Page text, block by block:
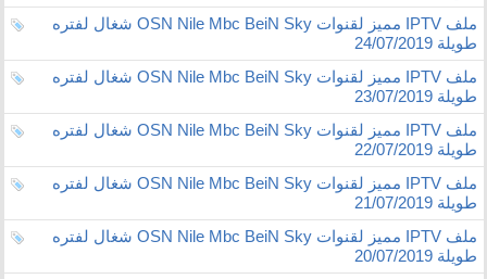
ملف IPTV مميز لقنوات OSN Nile Mbc BeiN Sky شغال لفتره
طويلة 24/07/2019
ملف IPTV مميز لقنوات OSN Nile Mbc BeiN Sky شغال لفتره
طويلة 23/07/2019
ملف IPTV مميز لقنوات OSN Nile Mbc BeiN Sky شغال لفتره
طويلة 22/07/2019
ملف IPTV مميز لقنوات OSN Nile Mbc BeiN Sky شغال لفتره
طويلة 21/07/2019
ملف IPTV مميز لقنوات OSN Nile Mbc BeiN Sky شغال لفتره
طويلة 20/07/2019